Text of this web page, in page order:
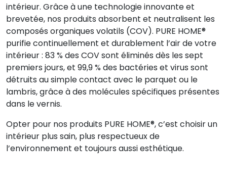
intérieur. Grâce à une technologie innovante et
brevetée, nos produits absorbent et neutralisent les
composés organiques volatils (COV). PURE HOME®
purifie continuellement et durablement l’air de votre
intérieur : 83 % des COV sont éliminés dès les sept
premiers jours, et 99,9 % des bactéries et virus sont
détruits au simple contact avec le parquet ou le
lambris, grâce à des molécules spécifiques présentes
dans le vernis.
Opter pour nos produits PURE HOME®, c’est choisir un
intérieur plus sain, plus respectueux de
l’environnement et toujours aussi esthétique.